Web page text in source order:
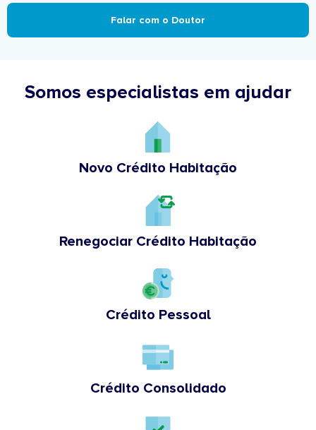
Falar com o Doutor
Somos especialistas em ajudar
Novo Crédito Habitação
Renegociar Crédito Habitação
Crédito Pessoal
Crédito Consolidado